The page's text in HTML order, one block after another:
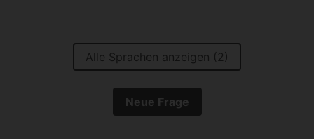
Alle Sprachen anzeigen (2)
Neue Frage